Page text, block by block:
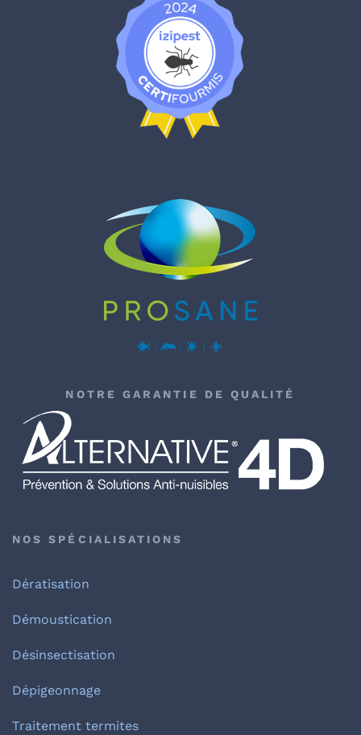
NOTRE GARANTIE DE QUALITÉ
NOS SPÉCIALISATIONS
Dératisation
Démoustication
Désinsectisation
Dépigeonnage
Traitement termites